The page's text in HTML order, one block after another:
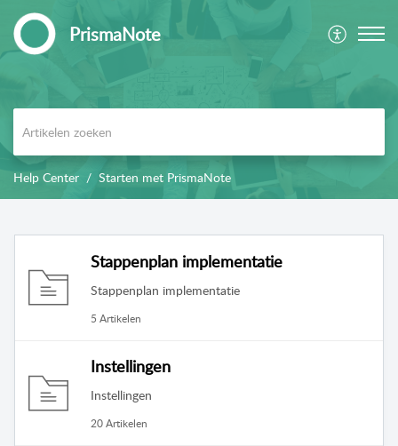
PrismaNote
Help Center Starten met PrismaNote
Stappenplan implementatie
Stappenplan implementatie
5 Artikelen
Instellingen
Instellingen
20 Artikelen